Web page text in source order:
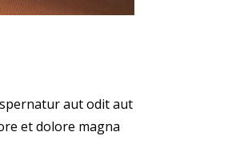
aut odit aut
et dolore magna